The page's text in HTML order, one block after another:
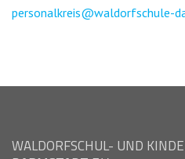
personalkreis@waldorfschule-
WALDORFSCHUL- UND